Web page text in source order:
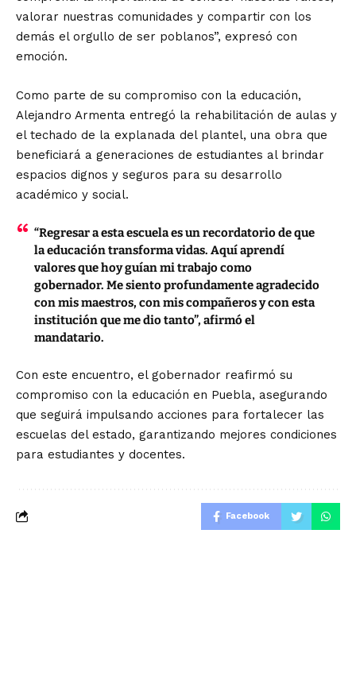
valorar nuestras comunidades y compartir con los
demás el orgullo de ser poblanos”, expresó con
emoción.
Como parte de su compromiso con la educación,
Alejandro Armenta entregó la rehabilitación de aulas y
el techado de la explanada del plantel, una obra que
beneficiará a generaciones de estudiantes al brindar
espacios dignos y seguros para su desarrollo
académico y social.
“Regresar a esta escuela es un recordatorio de que
la educación transforma vidas. Aquí aprendí
valores que hoy guían mi trabajo como
gobernador. Me siento profundamente agradecido
con mis maestros, con mis compañeros y con esta
institución que me dio tanto”, afirmó el
mandatario.
Con este encuentro, el gobernador reafirmó su
compromiso con la educación en Puebla, asegurando
que seguirá impulsando acciones para fortalecer las
escuelas del estado, garantizando mejores condiciones
para estudiantes y docentes.
Facebook